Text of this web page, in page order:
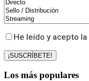
He leído y acepto la
Los más populares